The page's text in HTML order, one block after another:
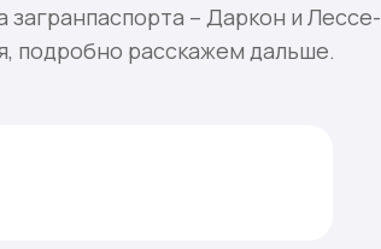
– Даркон и Лессе-
подробно расскажем дальше.